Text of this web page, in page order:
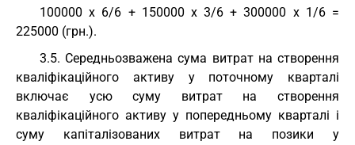
100000 х 6/6 + 150000 х 3/6 + 300000 х 1/6 =
225000 (грн.).
3.5. Середньозважена сума витрат на створення
кваліфікаційного активу у поточному кварталі
включає усю суму витрат на створення
кваліфікаційного активу у попередньому кварталі і
суму капіталізованих витрат на позики у